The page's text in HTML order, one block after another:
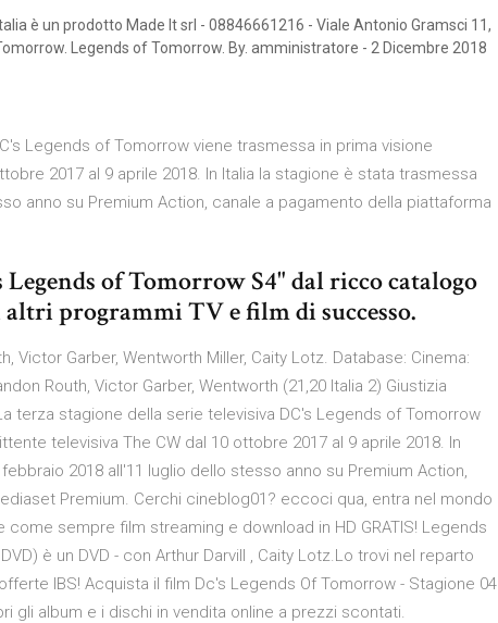
è un prodotto Made It srl - 08846661216 - Viale Antonio Gramsci 11,
Legends of Tomorrow. By. amministratore - 2 Dicembre 2018
Legends of Tomorrow viene trasmessa in prima visione
2017 al 9 aprile 2018. In Italia la stagione è stata trasmessa
anno su Premium Action, canale a pagamento della piattaforma
of Tomorrow S4" dal ricco catalogo
programmi TV e film di successo.
Victor Garber, Wentworth Miller, Caity Lotz. Database: Cinema:
Routh, Victor Garber, Wentworth (21,20 Italia 2) Giustizia
terza stagione della serie televisiva DC's Legends of Tomorrow
televisiva The CW dal 10 ottobre 2017 al 9 aprile 2018. In
2018 all'11 luglio dello stesso anno su Premium Action,
Premium. Cerchi cineblog01? eccoci qua, entra nel mondo
come sempre film streaming e download in HD GRATIS! Legends
è un DVD - con Arthur Darvill , Caity Lotz.Lo trovi nel reparto
IBS! Acquista il film Dc's Legends Of Tomorrow - Stagione 04
gli album e i dischi in vendita online a prezzi scontati.